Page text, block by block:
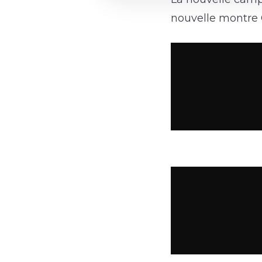
nouvelle montre